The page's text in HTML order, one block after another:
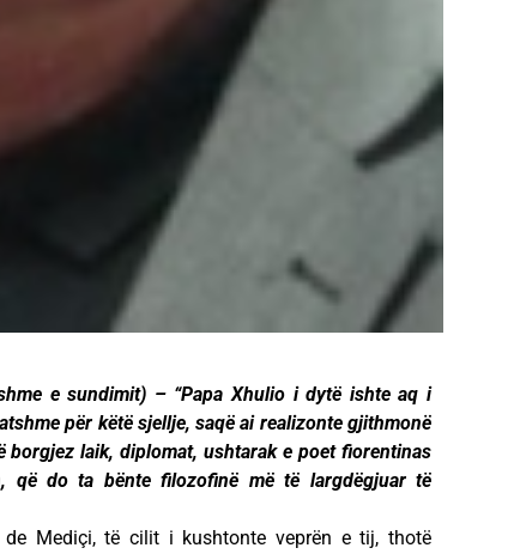
e sundimit) – “Papa Xhulio i dytë ishte aq i
për këtë sjellje, saqë ai realizonte gjithmonë
borgjez laik, diplomat, ushtarak e poet fiorentinas
që do ta bënte filozofinë më të largdëgjuar të
Mediçi, të cilit i kushtonte veprën e tij, thotë